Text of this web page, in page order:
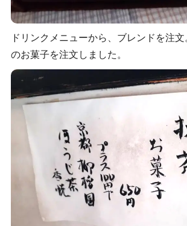
ドリンクメニューから、ブレンドを注文
のお菓子を注文しました。